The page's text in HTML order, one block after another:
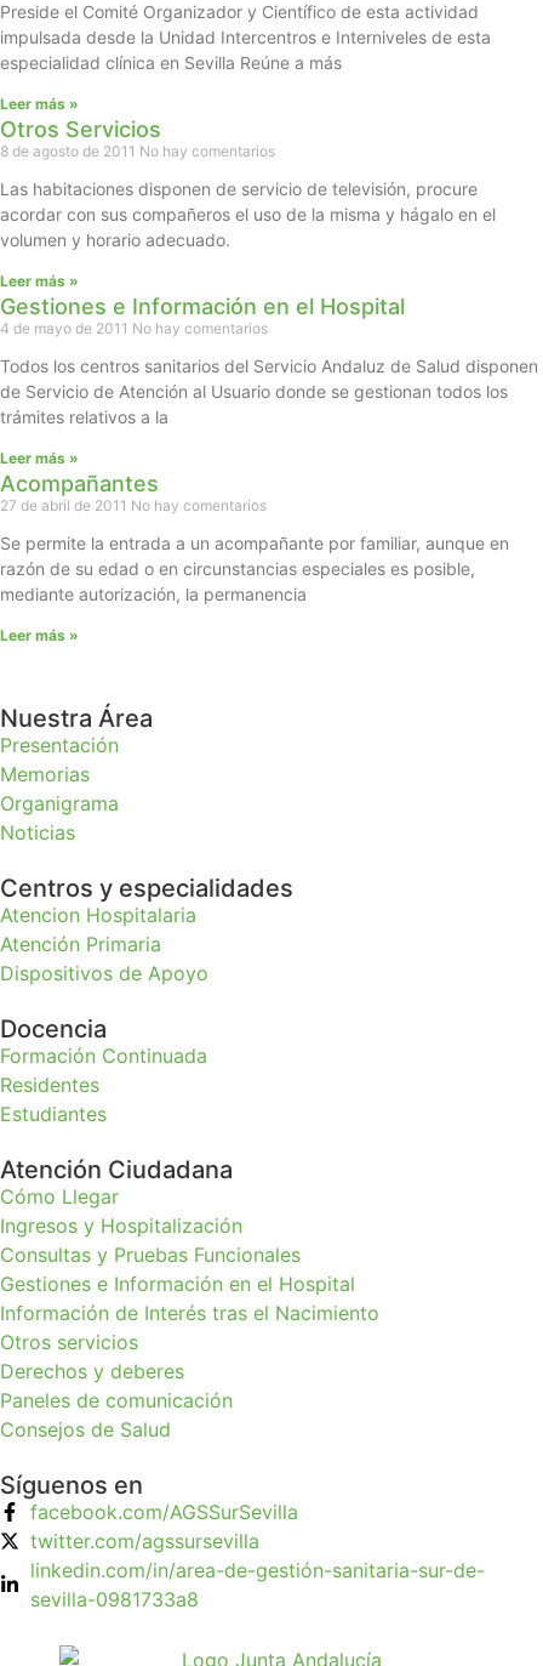
Preside el Comité Organizador y Científico de esta actividad
impulsada desde la Unidad Intercentros e Interniveles de esta
especialidad clínica en Sevilla Reúne a más
Leer más »
Otros Servicios
8 de agosto de 2011 No hay comentarios
Las habitaciones disponen de servicio de televisión, procure
acordar con sus compañeros el uso de la misma y hágalo en el
volumen y horario adecuado.
Leer más »
Gestiones e Información en el Hospital
4 de mayo de 2011 No hay comentarios
Todos los centros sanitarios del Servicio Andaluz de Salud disponen
de Servicio de Atención al Usuario donde se gestionan todos los
trámites relativos a la
Leer más »
Acompañantes
27 de abril de 2011 No hay comentarios
Se permite la entrada a un acompañante por familiar, aunque en
razón de su edad o en circunstancias especiales es posible,
mediante autorización, la permanencia
Leer más »
Nuestra Área
Presentación
Memorias
Organigrama
Noticias
Centros y especialidades
Atencion Hospitalaria
Atención Primaria
Dispositivos de Apoyo
Docencia
Formación Continuada
Residentes
Estudiantes
Atención Ciudadana
Cómo Llegar
Ingresos y Hospitalización
Consultas y Pruebas Funcionales
Gestiones e Información en el Hospital
Información de Interés tras el Nacimiento
Otros servicios
Derechos y deberes
Paneles de comunicación
Consejos de Salud
Síguenos en
facebook.com/AGSSurSevilla
twitter.com/agssursevilla
linkedin.com/in/area-de-gestión-sanitaria-sur-de-
sevilla-0981733a8